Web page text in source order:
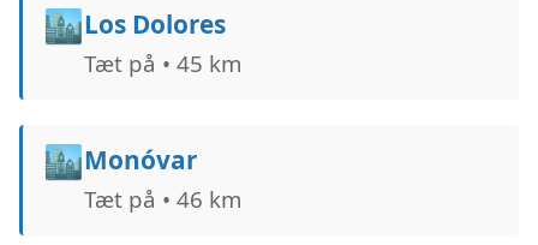
🏙️Los Dolores
Tæt på • 45 km
🏙️Monóvar
Tæt på • 46 km